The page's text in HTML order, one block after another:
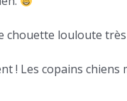
louloute
Les copains chiens